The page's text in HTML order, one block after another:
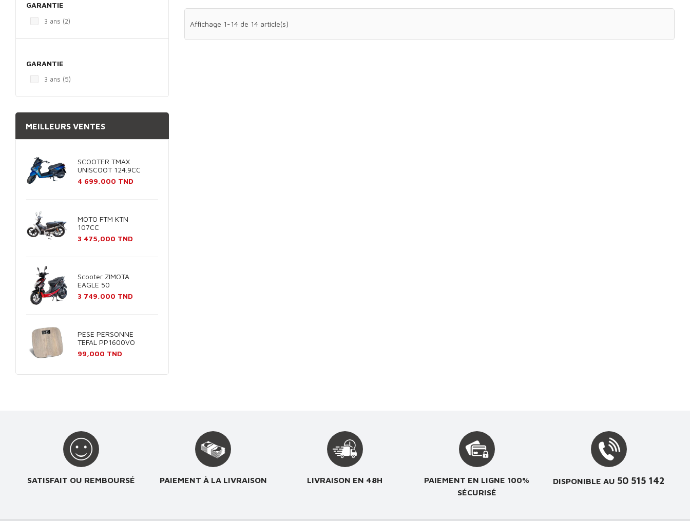
GARANTIE
3 ans (2)
GARANTIE
3 ans (5)
MEILLEURS VENTES
SCOOTER TMAX
UNISCOOT 124.9CC
Prix
4 699,000 TND
MOTO FTM KTN
107CC
Prix
3 475,000 TND
Scooter ZIMOTA
EAGLE 50
Prix
3 749,000 TND
PESE PERSONNE
TEFAL PP1600VO
Prix
99,000 TND
Affichage 1-14 de 14 article(s)
SATISFAIT OU REMBOURSÉ PAIEMENT À LA LIVRAISON LIVRAISON EN 48H
PAIEMENT EN LIGNE 100%
SÉCURISÉ
DISPONIBLE AU 50 515 142